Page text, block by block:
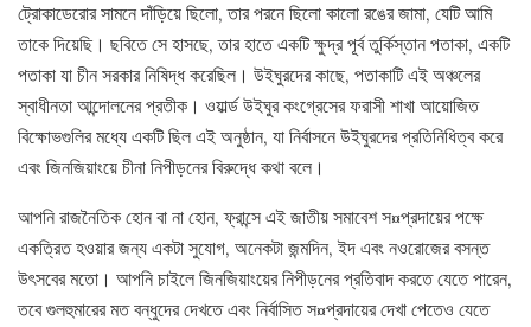
ট্রোকাডেরোর সামনে দাঁড়িয়ে ছিলো, তার পরনে ছিলো কালো রঙের জামা, যেটি আমি
তাকে দিয়েছি। ছবিতে সে হাসছে, তার হাতে একটি ক্ষুদ্র পূর্ব তুর্কিস্তান পতাকা, একটি
পতাকা যা চীন সরকার নিষিদ্ধ করেছিল। উইঘুরদের কাছে, পতাকাটি এই অঞ্চলের
স্বাধীনতা আন্দোলনের প্রতীক। ওয়ার্ল্ড উইঘুর কংগ্রেসের ফরাসী শাখা আয়োজিত
বিক্ষোভগুলির মধ্যে একটি ছিল এই অনুষ্ঠান, যা নির্বাসনে উইঘুরদের প্রতিনিধিত্ব করে
এবং জিনজিয়াংয়ে চীনা নিপীড়নের বিরুদ্ধে কথা বলে।
আপনি রাজনৈতিক হোন বা না হোন, ফ্রান্সে এই জাতীয় সমাবেশ স¤প্রদায়ের পক্ষে
একত্রিত হওয়ার জন্য একটা সুযোগ, অনেকটা জন্মদিন, ইদ এবং নওরোজের বসন্ত
উৎসবের মতো। আপনি চাইলে জিনজিয়াংয়ের নিপীড়নের প্রতিবাদ করতে যেতে পারেন,
তবে গুলহুমারের মত বন্ধুদের দেখতে এবং নির্বাসিত স¤প্রদায়ের দেখা পেতেও যেতে